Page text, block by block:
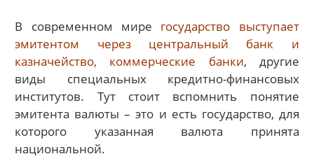
В современном мире государство выступает
эмитентом через центральный банк и
казначейство, коммерческие банки, другие
виды специальных кредитно-финансовых
институтов. Тут стоит вспомнить понятие
эмитента валюты – это и есть государство, для
которого указанная валюта принята
национальной.